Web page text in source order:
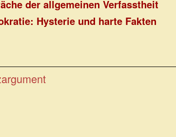
der allgemeinen Verfasstheit
Hysterie und harte Fakten